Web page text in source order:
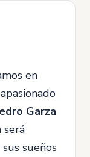
en
Garza
será
sueños